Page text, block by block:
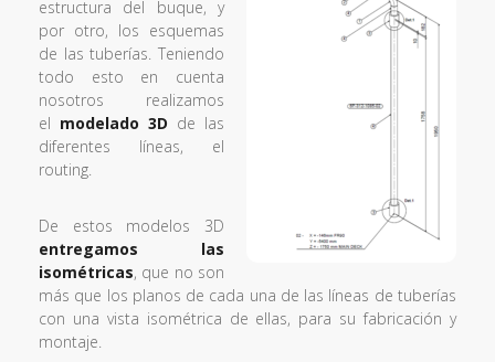
estructura del buque, y
por otro, los esquemas
de las tuberías. Teniendo
todo esto en cuenta
nosotros realizamos
el modelado 3D de las
diferentes líneas, el
routing.
De estos modelos 3D
entregamos las
isométricas, que no son
más que los planos de cada una de las líneas de tuberías
con una vista isométrica de ellas, para su fabricación y
montaje.